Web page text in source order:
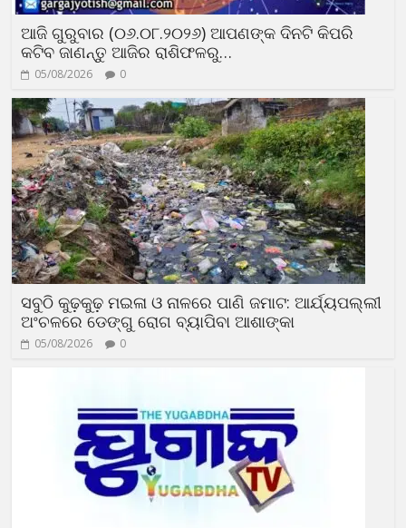
ଆଜି ଗୁରୁବାର (୦୬.୦୮.୨୦୨୬) ଆପଣଙ୍କ ଦିନଟି କିପରି
କଟିବ ଜାଣନ୍ତୁ ଆଜିର ରାଶିଫଳରୁ…
05/08/2026 0
ସବୁଠି କୁଢ଼କୁଢ଼ ମଇଳା ଓ ନାଳରେ ପାଣି ଜମାଟ: ଆର୍ଯ୍ୟପଲ୍ଲୀ
ଅଂଚଳରେ ଡେଙ୍ଗୁ ରୋଗ ବ୍ୟାପିବା ଆଶାଙ୍କା
05/08/2026 0